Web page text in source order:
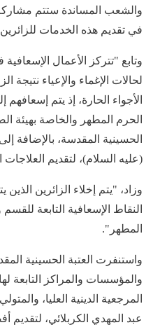
في تقديم هذه الخدمات
وتابع "تتركز الأعمال
لحالات الإغماء والإعياء
الأجواء الحارة، إذ يتم إسعافهم
الحرم المطهر والخاصة بهيئة
الحسينية المقدسة، بالإضافة
(عليه السلام)، لتقديم العلاجات
وزاد، "يتم إخلاء الزائرين
النقاط الإسعافية التابعة
المطهر".
واستنفرت العتبة الحسينية
والمؤسسات والمراكز التابعة
المرجعية الدينية العليا،
عبد المهدي الكربلائي، لتقديم